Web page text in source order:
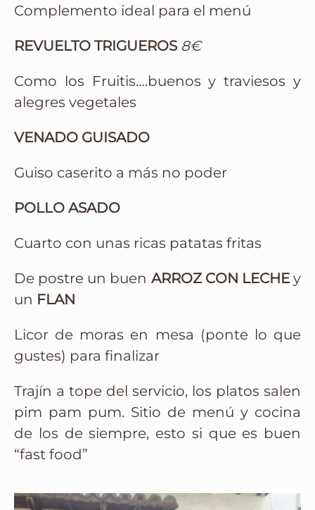
Complemento ideal para el menú
REVUELTO TRIGUEROS8€
Como los Fruitis….buenos y traviesos y
alegres vegetales
VENADO GUISADO
Guiso caserito a más no poder
POLLO ASADO
Cuarto con unas ricas patatas fritas
De postre un buen ARROZ CON LECHEy
un FLAN
Licor de moras en mesa (ponte lo que
gustes) para finalizar
Trajín a tope del servicio, los platos salen
pim pam pum. Sitio de menú y cocina
de los de siempre, esto si que es buen
“fast food”